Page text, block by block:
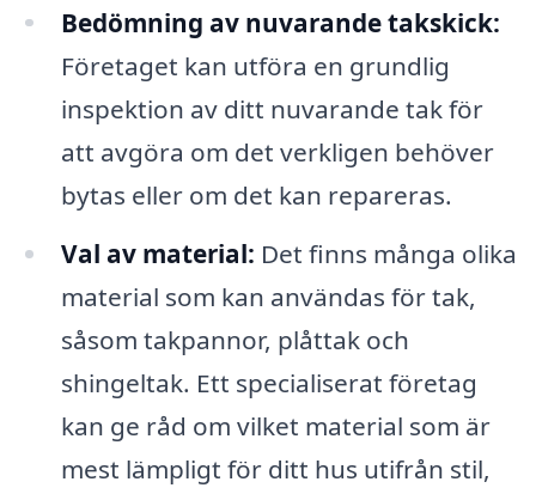
Bedömning av nuvarande takskick:
Företaget kan utföra en grundlig
inspektion av ditt nuvarande tak för
att avgöra om det verkligen behöver
bytas eller om det kan repareras.
Val av material: Det finns många olika
material som kan användas för tak,
såsom takpannor, plåttak och
shingeltak. Ett specialiserat företag
kan ge råd om vilket material som är
mest lämpligt för ditt hus utifrån stil,